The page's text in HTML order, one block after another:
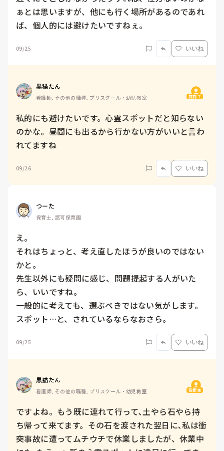
ぁとは思いますが、他にも行く場所があるのであれ
ば、個人的には避けたいですねぇ。
09/25 いいね
黒猫たん
看護師, その他の職種, プリスクール・幼児教室 質問主
私的にも避けたいです。心霊スポットだと知らない
のかな。昼間にも出るから行かない方がいいと言わ
れてますね
09/26 いいね
つーた
保育士, 認可保育園
え。
それはちょっと、考え直したほうが良いのではない
かと。
先生以外にも疑問に感じ、問題提起する人がいた
ら、いいですね。
一般的に考えても、選ぶべきではない気がします。
スポット…と、されているならなおさら。
09/25 いいね
黒猫たん
看護師, その他の職種, プリスクール・幼児教室 質問主
ですよね。もう既に連れて行って､土やら石やら持
ち帰って来てます。その石を渡された翌日に､私は衝
突事故に遭ってムチウチで休業しましたが、休業中